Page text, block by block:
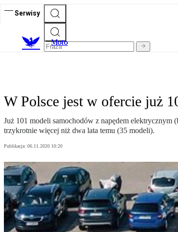
Serwisy
Moto
W Polsce jest w ofercie już
Już 101 modeli samochodów z napędem
trzykrotnie więcej niż dwa lata temu (35 modeli).
Publikacja: 06.11.2020 10:20